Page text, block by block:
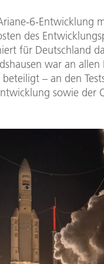
6-Entwicklung
des
für Deutschland
war an
– an den
sowie der